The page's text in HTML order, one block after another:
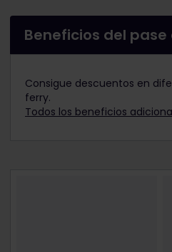
Beneficios del pase
Consigue descuentos en
ferry.
Todos los beneficios